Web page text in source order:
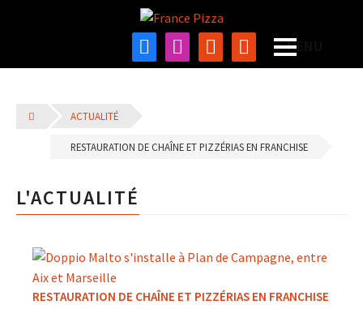
ACTUALITÉ
RESTAURATION DE CHAÎNE ET PIZZÉRIAS EN FRANCHISE
L'ACTUALITÉ
RESTAURATION DE CHAÎNE ET PIZZÉRIAS EN FRANCHISE